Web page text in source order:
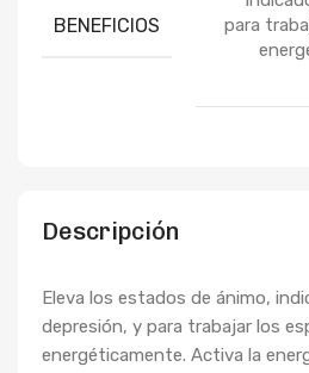
Descripción
Eleva los estados de ánimo,
depresión, y para trabajar los
energéticamente. Activa la
BENEFICIOS
para